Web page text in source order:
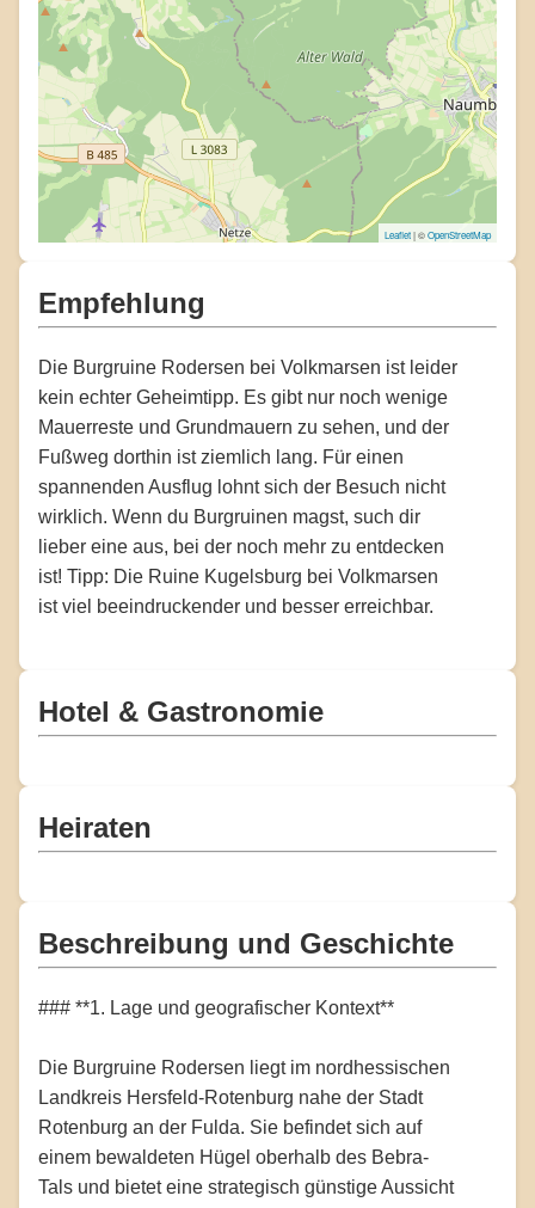
Leaflet| ©OpenStreetMap
Empfehlung
Die Burgruine Rodersen bei Volkmarsen ist leider
kein echter Geheimtipp. Es gibt nur noch wenige
Mauerreste und Grundmauern zu sehen, und der
Fußweg dorthin ist ziemlich lang. Für einen
spannenden Ausflug lohnt sich der Besuch nicht
wirklich. Wenn du Burgruinen magst, such dir
lieber eine aus, bei der noch mehr zu entdecken
ist! Tipp: Die Ruine Kugelsburg bei Volkmarsen
ist viel beeindruckender und besser erreichbar.
Hotel & Gastronomie
Heiraten
Beschreibung und Geschichte
### **1. Lage und geografischer Kontext**
Die Burgruine Rodersen liegt im nordhessischen
Landkreis Hersfeld-Rotenburg nahe der Stadt
Rotenburg an der Fulda. Sie befindet sich auf
einem bewaldeten Hügel oberhalb des Bebra-
Tals und bietet eine strategisch günstige Aussicht